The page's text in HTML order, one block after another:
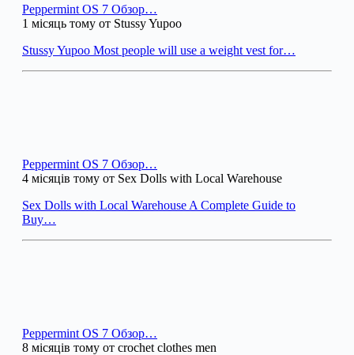
Peppermint OS 7 Обзор…
1 місяць тому от Stussy Yupoo
Stussy Yupoo Most people will use a weight vest for…
Peppermint OS 7 Обзор…
4 місяців тому от Sex Dolls with Local Warehouse
Sex Dolls with Local Warehouse A Complete Guide to
Buy…
Peppermint OS 7 Обзор…
8 місяців тому от crochet clothes men